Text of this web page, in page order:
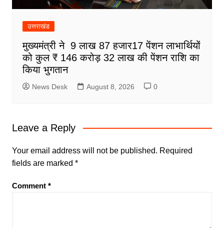
उत्तराखंड
मुख्यमंत्री ने 9 लाख 87 हजार17 पेंशन लाभार्थियों
को कुल ₹ 146 करोड़ 32 लाख की पेंशन राशि का
किया भुगतान
News Desk August 8, 2026 0
Leave a Reply
Your email address will not be published. Required
fields are marked *
Comment *